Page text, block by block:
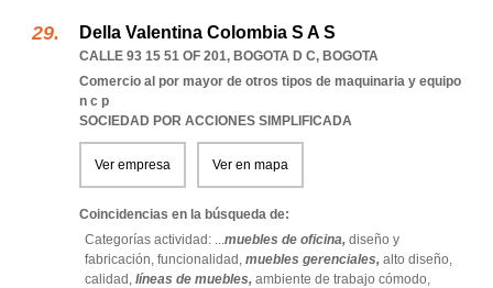
Della Valentina Colombia S A S
CALLE 93 15 51 OF 201, BOGOTA D C, BOGOTA
Comercio al por mayor de otros tipos de maquinaria y equipo
n c p
SOCIEDAD POR ACCIONES SIMPLIFICADA
Ver empresa Ver en mapa
Coincidencias en la búsqueda de:
Categorías actividad: ...muebles de oficina, diseño y
fabricación, funcionalidad, muebles gerenciales, alto diseño,
calidad, líneas de muebles, ambiente de trabajo cómodo,